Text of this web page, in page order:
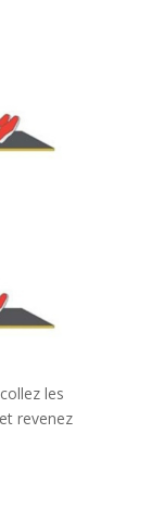
les
revenez